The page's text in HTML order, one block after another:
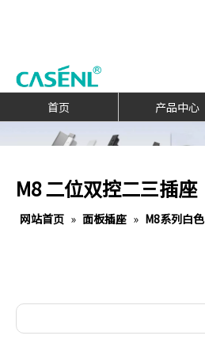
首页 产品中心
M8 二位双控二三插座
网站首页 » 面板插座 » M8系列白色